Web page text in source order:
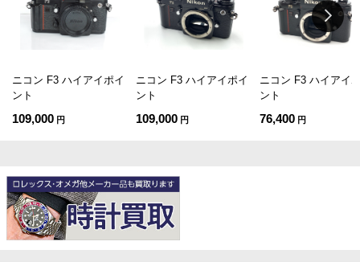
ニコン F3 ハイアイポイ
ント
109,000 円
ニコン F3 ハイアイポイ
ント
109,000 円
ニコン F3 ハイアイ
ント
76,400 円